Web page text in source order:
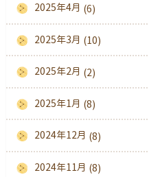
2025年4月 (6)
2025年3月 (10)
2025年2月 (2)
2025年1月 (8)
2024年12月 (8)
2024年11月 (8)